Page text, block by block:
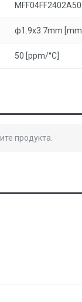
MFF04FF2402A50
ф1.9x3.7mm [mm]
50 [ppm/°C]
продукта.